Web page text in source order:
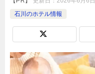
石川のホテル情報